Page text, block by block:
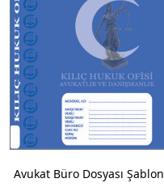
Avukat Büro Dosyası Şablon